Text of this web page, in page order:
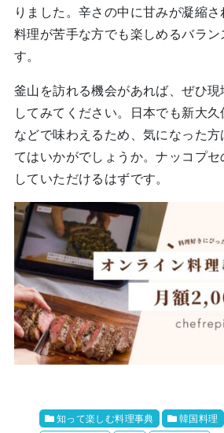
りました。辛さの中に甘みが凝縮
料理が苦手な方でも楽しめるバラ
す。
釜山を訪れる機会があれば、ぜひ
してみてください。日本でも新大
などで味わえるため、気になった
てはいかがでしょうか。ナッコプ
していただけるはずです。
知って楽しむ料理事典 韓国料理